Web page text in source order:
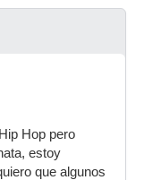
Hop pero
estoy
que algunos